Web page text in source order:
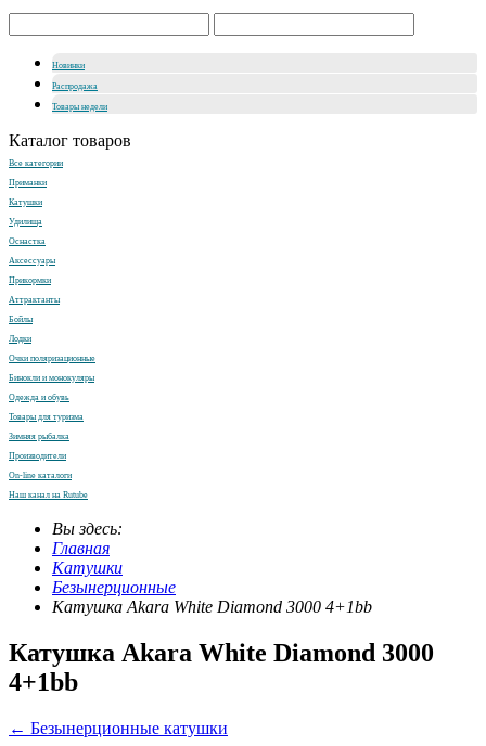
Новинки
Распродажа
Товары недели
Каталог товаров
Все категории
Приманки
Катушки
Удилища
Оснастка
Аксессуары
Прикормки
Аттрактанты
Бойлы
Лодки
Очки поляризационные
Бинокли и монокуляры
Одежда и обувь
Товары для туризма
Зимняя рыбалка
Производители
On-line каталоги
Наш канал на Rutube
Вы здесь:
Главная
Катушки
Безынерционные
Катушка Akara White Diamond 3000 4+1bb
Катушка Akara White Diamond 3000
4+1bb
← Безынерционные катушки